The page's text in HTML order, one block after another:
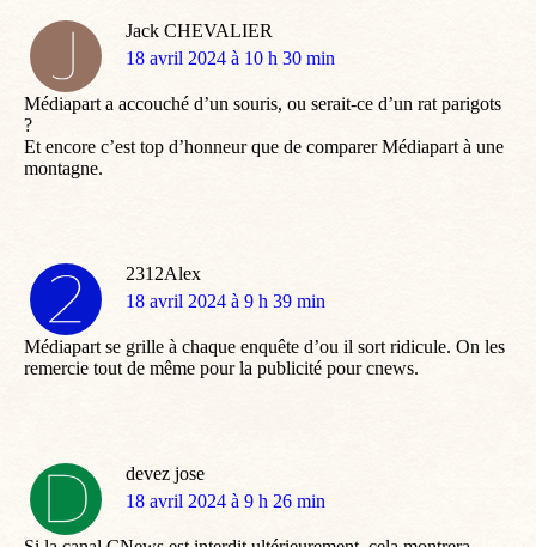
Jack CHEVALIER
dit
18 avril 2024 à 10 h 30 min
Médiapart a accouché d’un souris, ou serait-ce d’un rat parigots
?
Et encore c’est top d’honneur que de comparer Médiapart à une
montagne.
2312Alex
dit
18 avril 2024 à 9 h 39 min
Médiapart se grille à chaque enquête d’ou il sort ridicule. On les
remercie tout de même pour la publicité pour cnews.
devez jose
dit
18 avril 2024 à 9 h 26 min